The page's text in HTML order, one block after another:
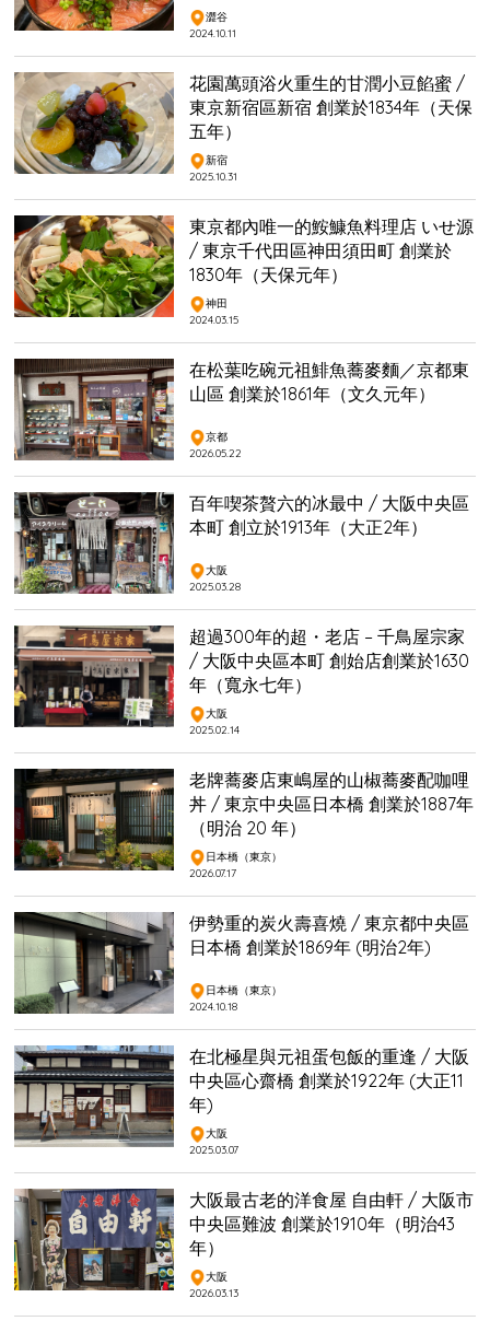
澀谷
2024.10.11
花園萬頭浴火重生的甘潤小豆餡蜜 /
東京新宿區新宿 創業於1834年（天保
五年）
新宿
2025.10.31
東京都內唯一的鮟鱇魚料理店 いせ源
/ 東京千代田區神田須田町 創業於
1830年（天保元年）
神田
2024.03.15
在松葉吃碗元祖鯡魚蕎麥麵／京都東
山區 創業於1861年（文久元年）
京都
2026.05.22
百年喫茶贅六的冰最中 / 大阪中央區
本町 創立於1913年（大正2年）
大阪
2025.03.28
超過300年的超・老店 – 千鳥屋宗家
/ 大阪中央區本町 創始店創業於1630
年（寬永七年）
大阪
2025.02.14
老牌蕎麥店東嶋屋的山椒蕎麥配咖哩
丼 / 東京中央區日本橋 創業於1887年
（明治 20 年）
日本橋（東京）
2026.07.17
伊勢重的炭火壽喜燒 / 東京都中央區
日本橋 創業於1869年 (明治2年)
日本橋（東京）
2024.10.18
在北極星與元祖蛋包飯的重逢 / 大阪
中央區心齋橋 創業於1922年 (大正11
年)
大阪
2025.03.07
大阪最古老的洋食屋 自由軒 / 大阪市
中央區難波 創業於1910年（明治43
年）
大阪
2026.03.13